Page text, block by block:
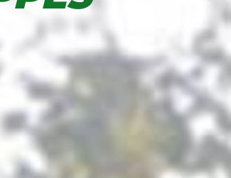
Aller au contenu